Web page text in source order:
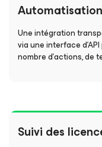
Une intégration
via une interface
nombre d’actions, de
Suivi des